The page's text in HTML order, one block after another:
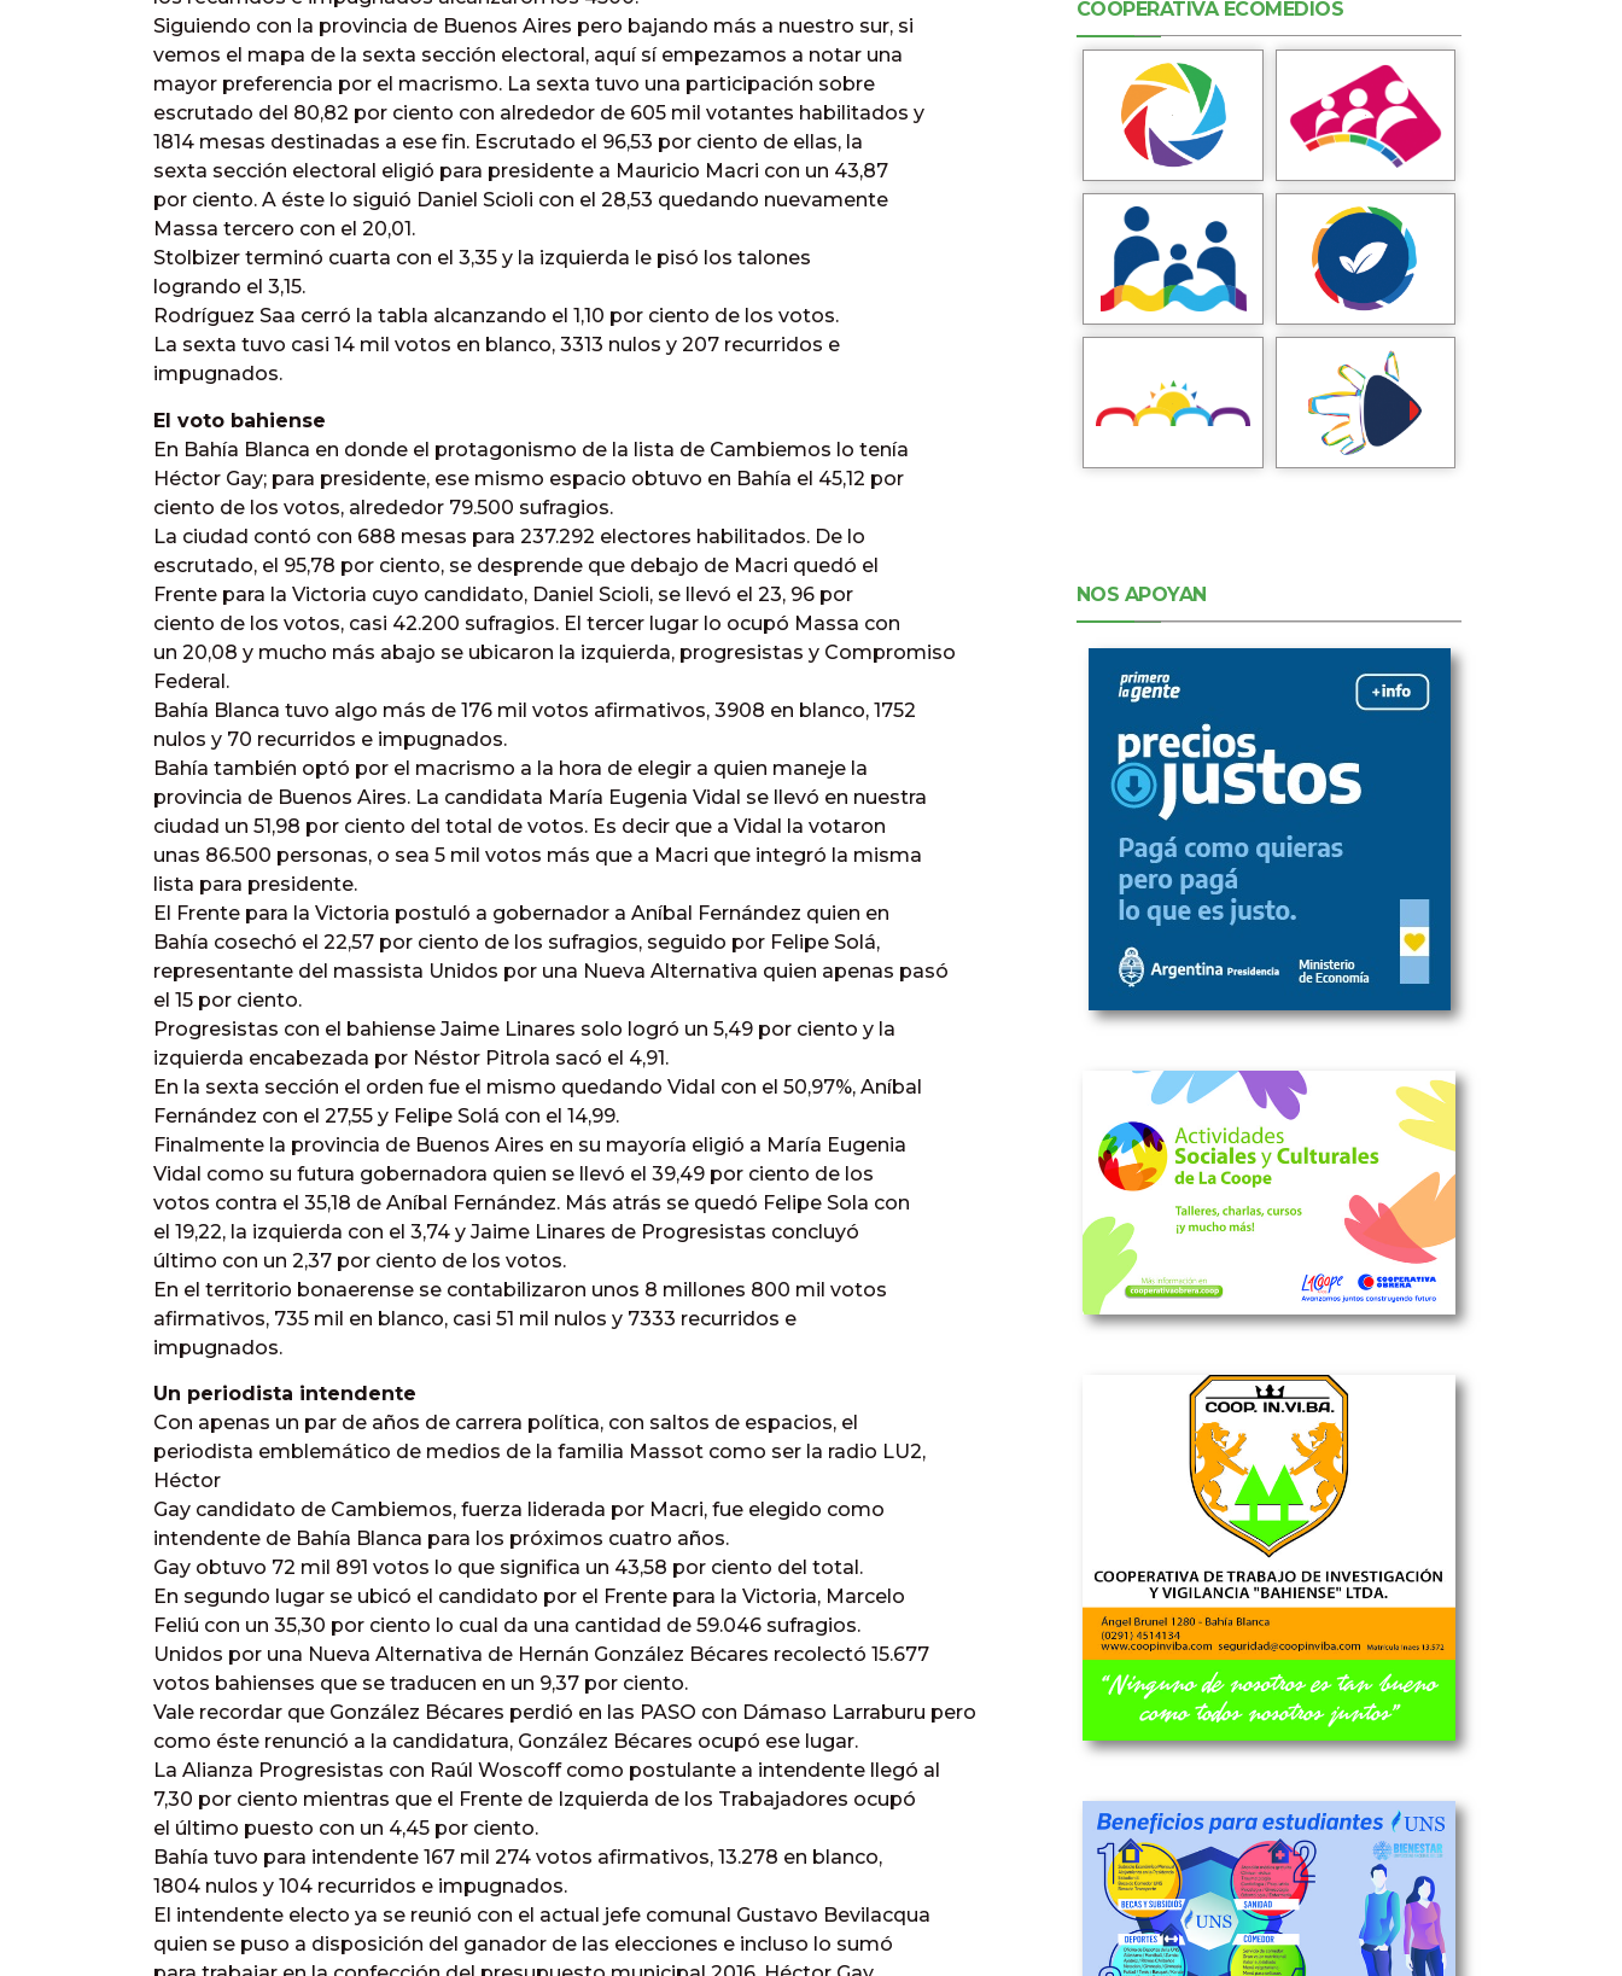
Siguiendo con la provincia de Buenos Aires pero bajando más a nuestro sur, si
vemos el mapa de la sexta sección electoral, aquí sí empezamos a notar una
mayor preferencia por el macrismo. La sexta tuvo una participación sobre
escrutado del 80,82 por ciento con alrededor de 605 mil votantes habilitados y
1814 mesas destinadas a ese fin. Escrutado el 96,53 por ciento de ellas, la
sexta sección electoral eligió para presidente a Mauricio Macri con un 43,87
por ciento. A éste lo siguió Daniel Scioli con el 28,53 quedando nuevamente
Massa tercero con el 20,01.
Stolbizer terminó cuarta con el 3,35 y la izquierda le pisó los talones
logrando el 3,15.
Rodríguez Saa cerró la tabla alcanzando el 1,10 por ciento de los votos.
La sexta tuvo casi 14 mil votos en blanco, 3313 nulos y 207 recurridos e
impugnados.
El voto bahiense
En Bahía Blanca en donde el protagonismo de la lista de Cambiemos lo tenía
Héctor Gay; para presidente, ese mismo espacio obtuvo en Bahía el 45,12 por
ciento de los votos, alrededor 79.500 sufragios.
La ciudad contó con 688 mesas para 237.292 electores habilitados. De lo
escrutado, el 95,78 por ciento, se desprende que debajo de Macri quedó el
Frente para la Victoria cuyo candidato, Daniel Scioli, se llevó el 23, 96 por
ciento de los votos, casi 42.200 sufragios. El tercer lugar lo ocupó Massa con
un 20,08 y mucho más abajo se ubicaron la izquierda, progresistas y Compromiso
Federal.
Bahía Blanca tuvo algo más de 176 mil votos afirmativos, 3908 en blanco, 1752
nulos y 70 recurridos e impugnados.
Bahía también optó por el macrismo a la hora de elegir a quien maneje la
provincia de Buenos Aires. La candidata María Eugenia Vidal se llevó en nuestra
ciudad un 51,98 por ciento del total de votos. Es decir que a Vidal la votaron
unas 86.500 personas, o sea 5 mil votos más que a Macri que integró la misma
lista para presidente.
El Frente para la Victoria postuló a gobernador a Aníbal Fernández quien en
Bahía cosechó el 22,57 por ciento de los sufragios, seguido por Felipe Solá,
representante del massista Unidos por una Nueva Alternativa quien apenas pasó
el 15 por ciento.
Progresistas con el bahiense Jaime Linares solo logró un 5,49 por ciento y la
izquierda encabezada por Néstor Pitrola sacó el 4,91.
En la sexta sección el orden fue el mismo quedando Vidal con el 50,97%, Aníbal
Fernández con el 27,55 y Felipe Solá con el 14,99.
Finalmente la provincia de Buenos Aires en su mayoría eligió a María Eugenia
Vidal como su futura gobernadora quien se llevó el 39,49 por ciento de los
votos contra el 35,18 de Aníbal Fernández. Más atrás se quedó Felipe Sola con
el 19,22, la izquierda con el 3,74 y Jaime Linares de Progresistas concluyó
último con un 2,37 por ciento de los votos.
En el territorio bonaerense se contabilizaron unos 8 millones 800 mil votos
afirmativos, 735 mil en blanco, casi 51 mil nulos y 7333 recurridos e
impugnados.
Un periodista intendente
Con apenas un par de años de carrera política, con saltos de espacios, el
periodista emblemático de medios de la familia Massot como ser la radio LU2,
Héctor
Gay candidato de Cambiemos, fuerza liderada por Macri, fue elegido como
intendente de Bahía Blanca para los próximos cuatro años.
Gay obtuvo 72 mil 891 votos lo que significa un 43,58 por ciento del total.
En segundo lugar se ubicó el candidato por el Frente para la Victoria, Marcelo
Feliú con un 35,30 por ciento lo cual da una cantidad de 59.046 sufragios.
Unidos por una Nueva Alternativa de Hernán González Bécares recolectó 15.677
votos bahienses que se traducen en un 9,37 por ciento.
Vale recordar que González Bécares perdió en las PASO con Dámaso Larraburu pero
como éste renunció a la candidatura, González Bécares ocupó ese lugar.
La Alianza Progresistas con Raúl Woscoff como postulante a intendente llegó al
7,30 por ciento mientras que el Frente de Izquierda de los Trabajadores ocupó
el último puesto con un 4,45 por ciento.
Bahía tuvo para intendente 167 mil 274 votos afirmativos, 13.278 en blanco,
1804 nulos y 104 recurridos e impugnados.
El intendente electo ya se reunió con el actual jefe comunal Gustavo Bevilacqua
quien se puso a disposición del ganador de las elecciones e incluso lo sumó
COOPERATIVA ECOMEDIOS
NOS APOYAN